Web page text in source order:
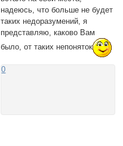
надеюсь, что больше не будет
таких недоразумений, я
представляю, каково Вам
было, от таких непоняток
0